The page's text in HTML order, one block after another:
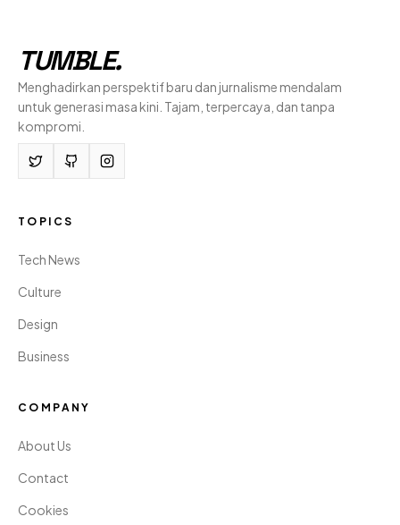
TUMBLE.
Menghadirkan perspektif baru dan jurnalisme mendalam
untuk generasi masa kini. Tajam, terpercaya, dan tanpa
kompromi.
TOPICS
Tech News
Culture
Design
Business
COMPANY
About Us
Contact
Cookies